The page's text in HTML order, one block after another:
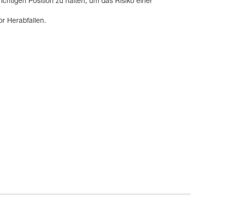
Position zu halten, um das Risiko einer
Herabfallen.